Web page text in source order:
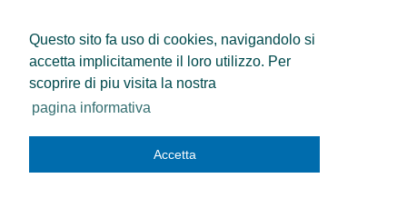
Questo sito fa uso di cookies, navigandolo si
accetta implicitamente il loro utilizzo. Per
scoprire di piu visita la nostra
pagina informativa
Accetta